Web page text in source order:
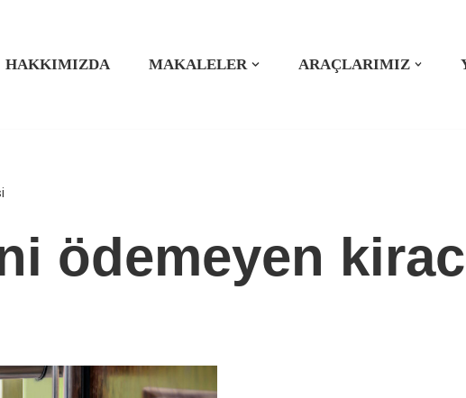
HAKKIMIZDA MAKALELER ARAÇLARIMIZ
ödemeyen